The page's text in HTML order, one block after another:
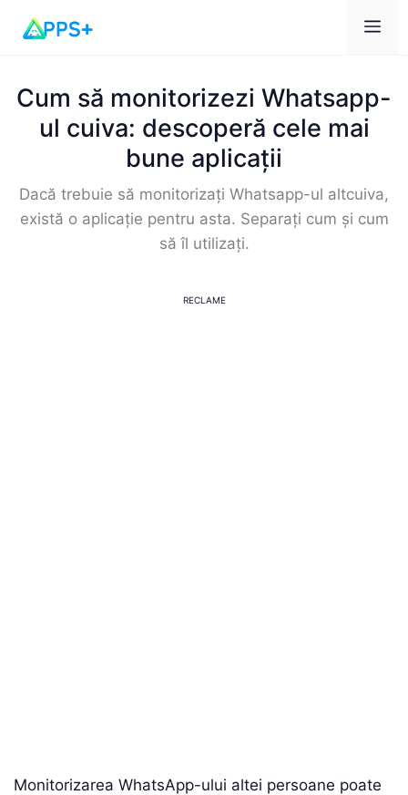
Cum să monitorizezi Whatsapp-
ul cuiva: descoperă cele mai
bune aplicații
Dacă trebuie să monitorizați Whatsapp-ul altcuiva,
există o aplicație pentru asta. Separați cum și cum
să îl utilizați.
RECLAME
Monitorizarea WhatsApp-ului altei persoane poate